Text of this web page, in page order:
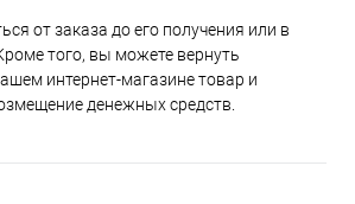
от заказа до его получения или в
того, вы можете вернуть
интернет-магазине товар и
денежных средств.